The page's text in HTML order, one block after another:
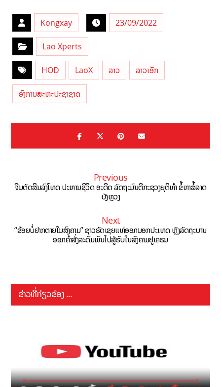
Kongxay 23/09/2022
Lao Xperts
HOD LaoX ລາວ ລາວເອັກ
ອົງການສະຫະປະຊາຊາດ
Previous
ຈີນຕັດສິນລົງໂທດ ປະຫານຊີວິດ ອະດີດ ລັດຖະມົນຕີກະຊວງຍຸຕິທຳ ຂໍ້ຫາສໍ້ລາດ
ບັງຫຼວງ
Next
“ຂ້ອຍບໍ່ຢາກຕາຍໃນສົງຄາມ” ຊາວຣັດເຊຍແຫ່ອອກນອກປະເທດ ຫຼັງລັດຖະບານ
ອອກຄໍາສັ່ງລະດົມພົນໄປສູ້ຮົບໃນສົງຄາມຢູເຄຣນ
ຂ່າວທີ່ກ່ຽວຂ້ອງ ...